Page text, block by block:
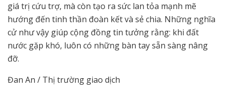
giá trị cứu trợ, mà còn tạo ra sức lan tỏa mạnh mẽ
hướng đến tinh thần đoàn kết và sẻ chia. Những nghĩa
cử như vậy giúp cộng đồng tin tưởng rằng: khi đất
nước gặp khó, luôn có những bàn tay sẵn sàng nâng
đỡ.
Đan An / Thị trường giao dịch